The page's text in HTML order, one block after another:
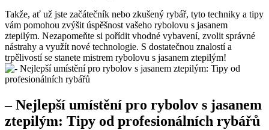
Takže,‌ ať už jste začátečník nebo zkušený rybář, tyto ⁣techniky ⁣a tipy
vám pomohou zvýšit⁣ úspěšnost vašeho⁣ rybolovu s jasanem
⁣ztepilým. Nezapomeňte si pořídit vhodné vybavení, zvolit správné
nástrahy a využít nové ⁢technologie. S ‍dostatečnou znalostí a
trpělivostí se stanete mistrem rybolovu s jasanem ztepilým!
– Nejlepší umístění pro rybolov ⁢s jasanem
ztepilým: Tipy od profesionálních rybářů